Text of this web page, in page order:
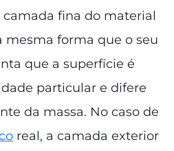
fina do material
mesma forma que o seu
que a superfície é
particular e difere
da massa. No caso de
real, a camada exterior